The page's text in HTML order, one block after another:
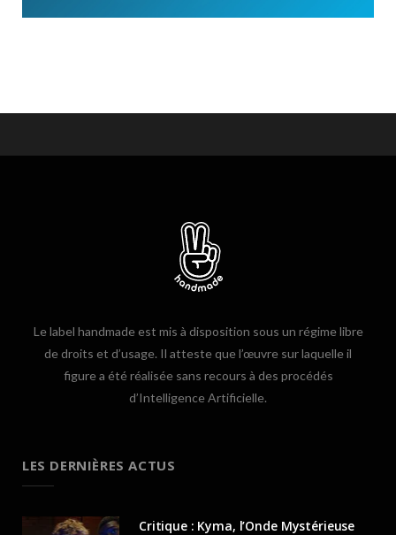
Le label handmade est mis à disposition sous un régime libre
de droits et d’usage. Il atteste que l’œuvre sur laquelle il
figure a été réalisée sans recours à des procédés
d’Intelligence Artificielle.
LES DERNIÈRES ACTUS
Critique : Kyma, l’Onde Mystérieuse